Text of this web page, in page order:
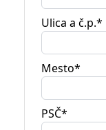
Ulica a č.p.*
Mesto*
PSČ*